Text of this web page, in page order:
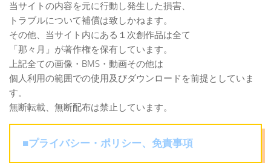
当サイトの内容を元に行動し発生した損害、
トラブルについて補償は致しかねます。
その他、当サイト内にある１次創作品は全て
「那々月」が著作権を保有しています。
上記全ての画像・BMS・動画その他は
個人利用の範囲での使用及びダウンロードを前提としていま
す。
無断転載、無断配布は禁止しています。
■プライバシー・ポリシー、免責事項